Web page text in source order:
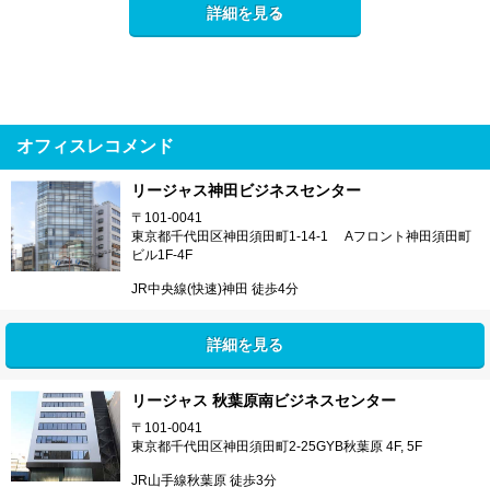
詳細を見る
オフィスレコメンド
リージャス神田ビジネスセンター
〒101-0041
東京都千代田区神田須田町1-14-1 Aフロント神田須田町
ビル1F-4F
JR中央線(快速)神田 徒歩4分
詳細を見る
リージャス 秋葉原南ビジネスセンター
〒101-0041
東京都千代田区神田須田町2-25GYB秋葉原 4F, 5F
JR山手線秋葉原 徒歩3分